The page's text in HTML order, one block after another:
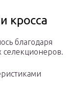
кросса
благодаря
селекционеров.